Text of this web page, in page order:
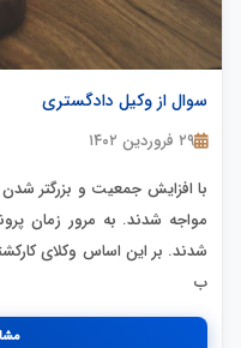
سوال از وکیل دادگستری
۲۹ فروردین ۱۴۰۲
با افزایش جمعیت و بزرگتر
مواجه شدند. به مرور زمان
شدند. بر این اساس وکلای
ب